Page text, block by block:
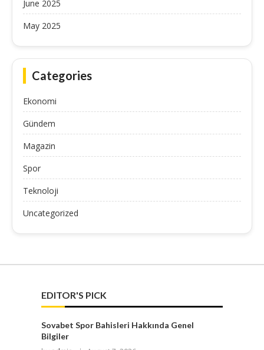
June 2025
May 2025
Categories
Ekonomi
Gündem
Magazin
Spor
Teknoloji
Uncategorized
EDITOR'S PICK
Sovabet Spor Bahisleri Hakkında Genel
Bilgiler